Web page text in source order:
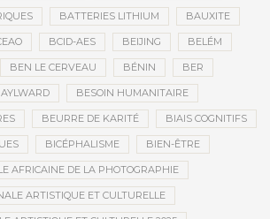
BATTERIES LITHIUM BAUXITE
BCID-AES BEIJING BELÉM
BEN LE CERVEAU BÉNIN BER
BESOIN HUMANITAIRE
BEURRE DE KARITÉ BIAIS COGNITIFS
BICÉPHALISME BIEN-ÊTRE
AFRICAINE DE LA PHOTOGRAPHIE
ARTISTIQUE ET CULTURELLE